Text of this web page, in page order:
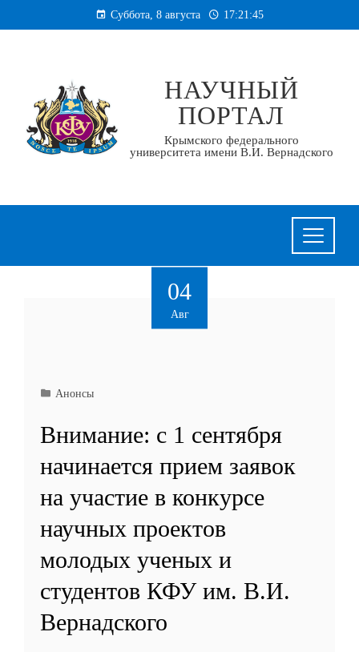
к
Суббота, 8 августа 17:21:47
НАУЧНЫЙ
ПОРТАЛ
Крымского федерального
университета имени В.И. Вернадского
04
Авг
Анонсы
Внимание: с 1 сентября
начинается прием заявок
на участие в конкурсе
научных проектов
молодых ученых и
студентов КФУ им. В.И.
Вернадского